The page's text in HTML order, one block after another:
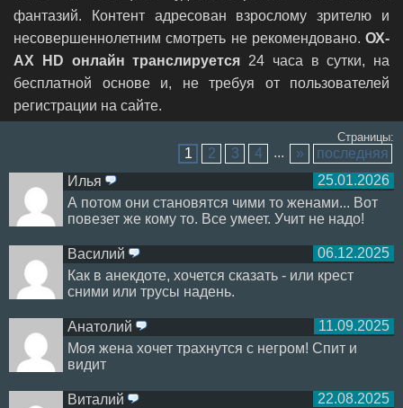
фантазий. Контент адресован взрослому зрителю и
несовершеннолетним смотреть не рекомендовано. ОХ-
АХ HD онлайн транслируется 24 часа в сутки, на
бесплатной основе и, не требуя от пользователей
регистрации на сайте.
Страницы:
1 2 3 4 ... »
последняя
25.01.2026
Илья
А потом они становятся чими то женами... Вот
повезет же кому то. Все умеет. Учит не надо!
06.12.2025
Василий
Как в анекдоте, хочется сказать - или крест
сними или трусы надень.
11.09.2025
Анатолий
Моя жена хочет трахнутся с негром! Спит и
видит
22.08.2025
Виталий